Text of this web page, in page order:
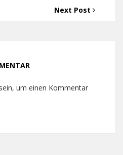
Next Post
sein, um einen Kommentar